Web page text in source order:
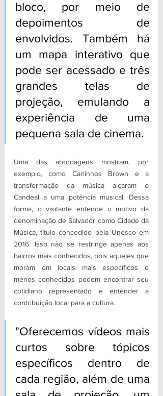
bloco, por meio de
depoimentos de
envolvidos. Também há
um mapa interativo que
pode ser acessado e três
grandes telas de
projeção, emulando a
experiência de uma
pequena sala de cinema.
Uma das abordagens mostram, por
exemplo, como Carlinhos Brown e a
transformação da música alçaram o
Candeal a uma potência musical. Dessa
forma, o visitante entende o motivo da
denominação de Salvador como Cidade da
Música, título concedido pela Unesco em
2016. Isso não se restringe apenas aos
bairros mais conhecidos, pois aqueles que
moram em locais mais específicos e
menos conhecidos podem encontrar seu
cotidiano representado e entender a
contribuição local para a cultura.
"Oferecemos vídeos mais
curtos sobre tópicos
específicos dentro de
cada região, além de uma